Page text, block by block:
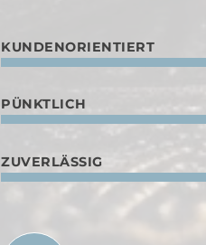
KUNDENORIENTIERT
PÜNKTLICH
ZUVERLÄSSIG